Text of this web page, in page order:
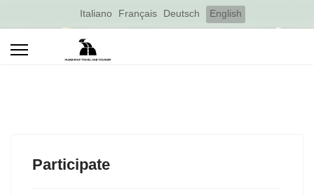
Select your language
Italiano Français Deutsch English
Participate